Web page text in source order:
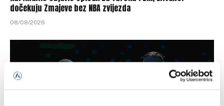
dočekuju Zmajeve bez NBA zvijezda
08/08/2026